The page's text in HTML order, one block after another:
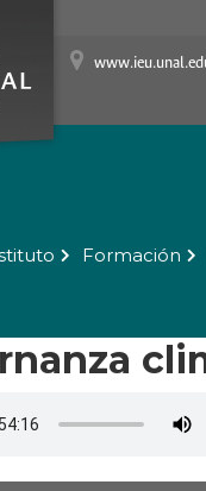
Formación